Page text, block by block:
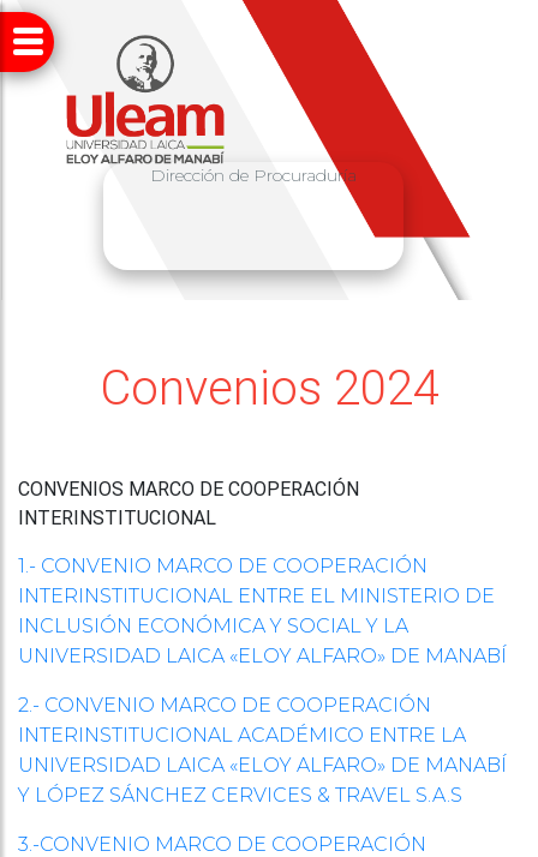
Dirección de Procuraduría
Convenios 2024
CONVENIOS MARCO DE COOPERACIÓN
INTERINSTITUCIONAL
1.- CONVENIO MARCO DE COOPERACIÓN
INTERINSTITUCIONAL ENTRE EL MINISTERIO DE
INCLUSIÓN ECONÓMICA Y SOCIAL Y LA
UNIVERSIDAD LAICA «ELOY ALFARO» DE MANABÍ
2.- CONVENIO MARCO DE COOPERACIÓN
INTERINSTITUCIONAL ACADÉMICO ENTRE LA
UNIVERSIDAD LAICA «ELOY ALFARO» DE MANABÍ
Y LÓPEZ SÁNCHEZ CERVICES & TRAVEL S.A.S
3.-CONVENIO MARCO DE COOPERACIÓN